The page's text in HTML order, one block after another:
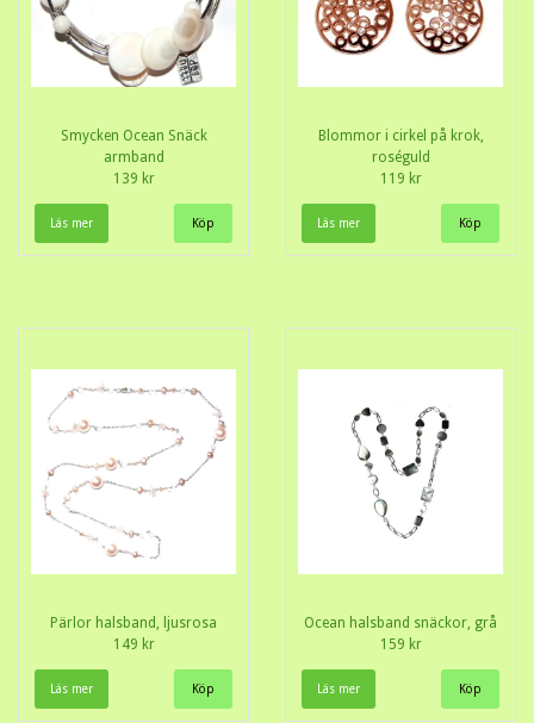
Smycken Ocean Snäck
armband
139 kr
Läs mer
Blommor i cirkel på krok,
roséguld
119 kr
Läs mer
Pärlor halsband, ljusrosa
149 kr
Läs mer
Ocean halsband snäckor, grå
159 kr
Läs mer